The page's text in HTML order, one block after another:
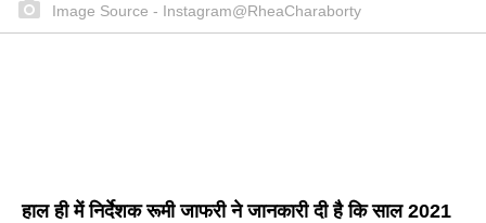
Image Source - Instagram@RheaCharaborty
हाल ही में निर्देशक रूमी जाफरी ने जानकारी दी है कि साल 2021